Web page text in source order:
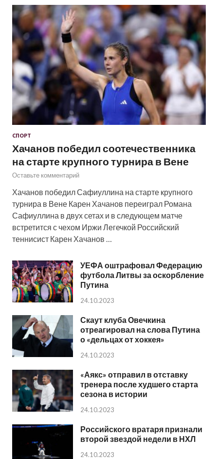
СПОРТ
Хачанов победил соотечественника
на старте крупного турнира в Вене
Оставьте комментарий
Хачанов победил Сафиуллина на старте крупного
турнира в Вене Карен Хачанов переиграл Романа
Сафиуллина в двух сетах и в следующем матче
встретится с чехом Иржи Легечкой Российский
теннисист Карен Хачанов …
УЕФА оштрафовал Федерацию
футбола Литвы за оскорбление
Путина
24.10.2023
Скаут клуба Овечкина
отреагировал на слова Путина
о «дельцах от хоккея»
24.10.2023
«Аякс» отправил в отставку
тренера после худшего старта
сезона в истории
24.10.2023
Российского вратаря признали
второй звездой недели в НХЛ
24.10.2023